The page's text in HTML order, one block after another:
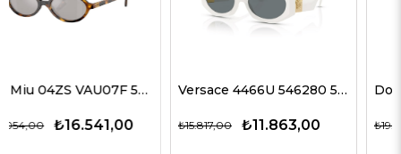
Versace 4466U 546280 54 G Kadın Güneş Gözlükleri
₺11.863,00
₺15.817,00
Dolce Gabbana 4469 501/87 59 G Kadın Güneş Gözlükleri
₺12.563,00
₺19.327,00